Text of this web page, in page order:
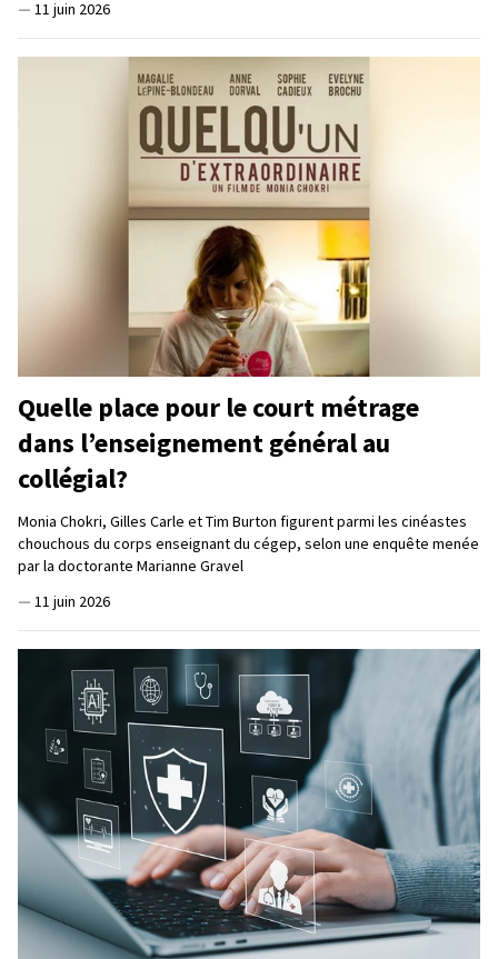
— 11 juin 2026
Quelle place pour le court métrage
dans l’enseignement général au
collégial?
Monia Chokri, Gilles Carle et Tim Burton figurent parmi les cinéastes
chouchous du corps enseignant du cégep, selon une enquête menée
par la doctorante Marianne Gravel
— 11 juin 2026